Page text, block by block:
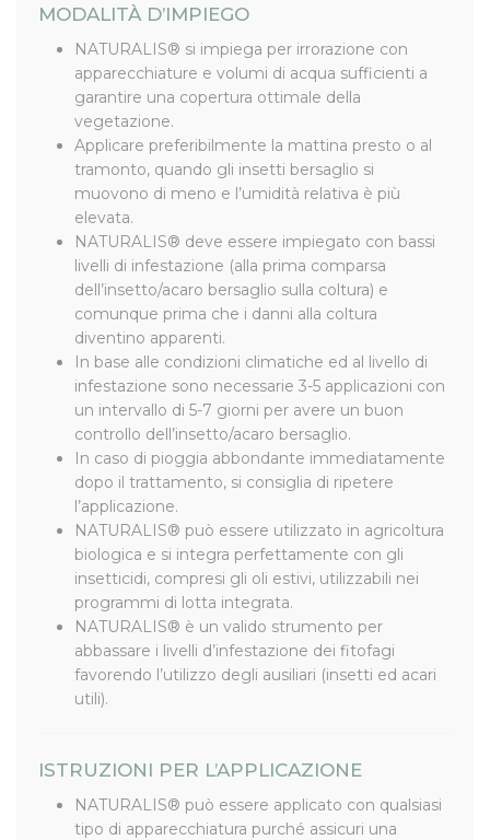
MODALITÀ D’IMPIEGO
NATURALIS® si impiega per irrorazione con
apparecchiature e volumi di acqua sufficienti a
garantire una copertura ottimale della
vegetazione.
Applicare preferibilmente la mattina presto o al
tramonto, quando gli insetti bersaglio si
muovono di meno e l’umidità relativa è più
elevata.
NATURALIS® deve essere impiegato con bassi
livelli di infestazione (alla prima comparsa
dell’insetto/acaro bersaglio sulla coltura) e
comunque prima che i danni alla coltura
diventino apparenti.
In base alle condizioni climatiche ed al livello di
infestazione sono necessarie 3-5 applicazioni con
un intervallo di 5-7 giorni per avere un buon
controllo dell’insetto/acaro bersaglio.
In caso di pioggia abbondante immediatamente
dopo il trattamento, si consiglia di ripetere
l’applicazione.
NATURALIS® può essere utilizzato in agricoltura
biologica e si integra perfettamente con gli
insetticidi, compresi gli oli estivi, utilizzabili nei
programmi di lotta integrata.
NATURALIS® è un valido strumento per
abbassare i livelli d’infestazione dei fitofagi
favorendo l’utilizzo degli ausiliari (insetti ed acari
utili).
ISTRUZIONI PER L’APPLICAZIONE
NATURALIS® può essere applicato con qualsiasi
tipo di apparecchiatura purché assicuri una